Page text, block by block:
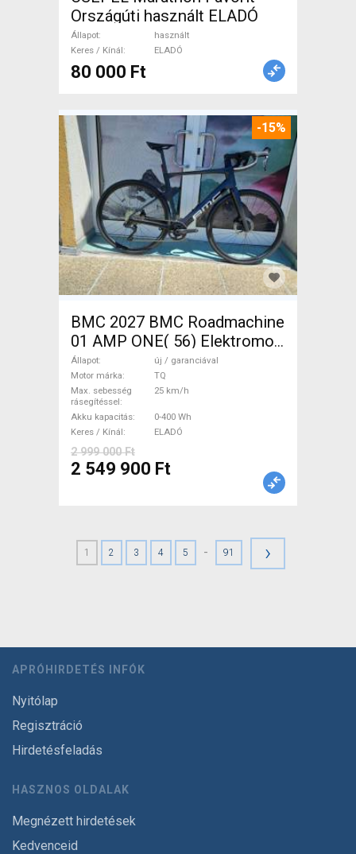
Országúti használt ELADÓ
Állapot
használt
Keres / Kínál
ELADÓ
80 000 Ft
-15%
BMC 2027 BMC Roadmachine
01 AMP ONE( 56) Elektromos
Országúti / Gravel TQ új /
garanciával ELADÓ
Állapot
új / garanciával
Motor márka
TQ
Max. sebesség
rásegítéssel
25 km/h
Akku kapacitás
0-400 Wh
Keres / Kínál
ELADÓ
2 999 000 Ft
2 549 900 Ft
1 2 3 4 5 - 91 ›
APRÓHIRDETÉS INFÓK
Nyitólap
Regisztráció
Hirdetésfeladás
HASZNOS OLDALAK
Megnézett hirdetések
Kedvenceid